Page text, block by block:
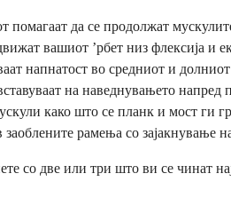
помагаат да се продолжат
вашиот ’рбет низ флексија и
напнатост во средниот и
на наведнувањето
како што се планк и мост ги
рамења со зајакнување
со две или три што ви се чинат